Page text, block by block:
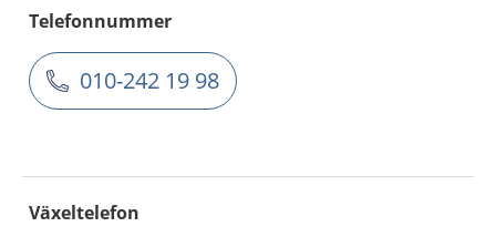
Telefonnummer
010-242 19 98
Växeltelefon